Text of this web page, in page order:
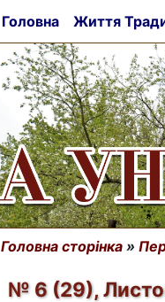
Головна Життя
Головна сторінка »
№ 6 (29),